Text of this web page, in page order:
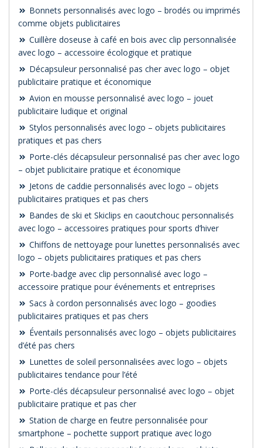
Bonnets personnalisés avec logo – brodés ou imprimés
comme objets publicitaires
Cuillère doseuse à café en bois avec clip personnalisée
avec logo – accessoire écologique et pratique
Décapsuleur personnalisé pas cher avec logo – objet
publicitaire pratique et économique
Avion en mousse personnalisé avec logo – jouet
publicitaire ludique et original
Stylos personnalisés avec logo – objets publicitaires
pratiques et pas chers
Porte-clés décapsuleur personnalisé pas cher avec logo
– objet publicitaire pratique et économique
Jetons de caddie personnalisés avec logo – objets
publicitaires pratiques et pas chers
Bandes de ski et Skiclips en caoutchouc personnalisés
avec logo – accessoires pratiques pour sports d’hiver
Chiffons de nettoyage pour lunettes personnalisés avec
logo – objets publicitaires pratiques et pas chers
Porte-badge avec clip personnalisé avec logo –
accessoire pratique pour événements et entreprises
Sacs à cordon personnalisés avec logo – goodies
publicitaires pratiques et pas chers
Éventails personnalisés avec logo – objets publicitaires
d’été pas chers
Lunettes de soleil personnalisées avec logo – objets
publicitaires tendance pour l’été
Porte-clés décapsuleur personnalisé avec logo – objet
publicitaire pratique et pas cher
Station de charge en feutre personnalisée pour
smartphone – pochette support pratique avec logo